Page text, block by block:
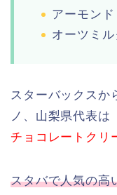
アーモン
オーツミ
スターバックスか
ノ、山梨県代表は
チョコレートクリ
スタバで人気の高